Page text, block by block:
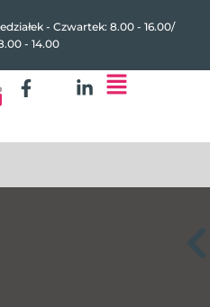
- Czwartek: 8.00 - 16.00/
- 14.00